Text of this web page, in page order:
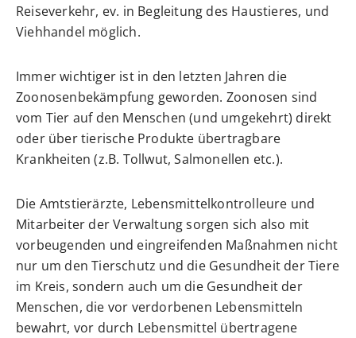
Reiseverkehr, ev. in Begleitung des Haustieres, und
Viehhandel möglich.
Immer wichtiger ist in den letzten Jahren die
Zoonosenbekämpfung geworden. Zoonosen sind
vom Tier auf den Menschen (und umgekehrt) direkt
oder über tierische Produkte übertragbare
Krankheiten (z.B. Tollwut, Salmonellen etc.).
Die Amtstierärzte, Lebensmittelkontrolleure und
Mitarbeiter der Verwaltung sorgen sich also mit
vorbeugenden und eingreifenden Maßnahmen nicht
nur um den Tierschutz und die Gesundheit der Tiere
im Kreis, sondern auch um die Gesundheit der
Menschen, die vor verdorbenen Lebensmitteln
bewahrt, vor durch Lebensmittel übertragene